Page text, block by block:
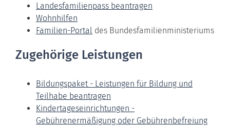
Landesfamilienpass beantragen
Wohnhilfen
Familien-Portal des Bundesfamilienministeriums
Zugehörige Leistungen
Bildungspaket - Leistungen für Bildung und
Teilhabe beantragen
Kindertageseinrichtungen -
Gebührenermäßigung oder Gebührenbefreiung